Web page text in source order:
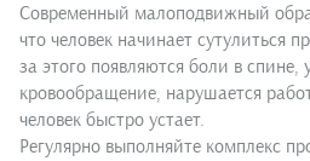
Современный малоподвижный
что человек начинает сутулиться
за этого появляются боли в спине,
кровообращение, нарушается
человек быстро устает.
Регулярно выполняйте комплекс